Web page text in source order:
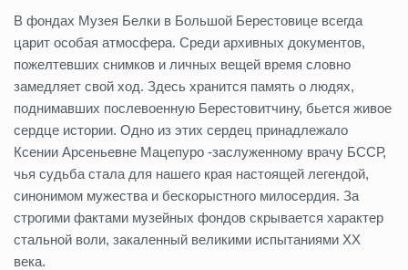
В фондах Музея Белки в Большой Берестовице всегда
царит особая атмосфера. Среди архивных документов,
пожелтевших снимков и личных вещей время словно
замедляет свой ход. Здесь хранится память о людях,
поднимавших послевоенную Берестовитчину, бьется живое
сердце истории. Одно из этих сердец принадлежало
Ксении Арсеньевне Мацепуро -заслуженному врачу БССР,
чья судьба стала для нашего края настоящей легендой,
синонимом мужества и бескорыстного милосердия. За
строгими фактами музейных фондов скрывается характер
стальной воли, закаленный великими испытаниями XX
века.